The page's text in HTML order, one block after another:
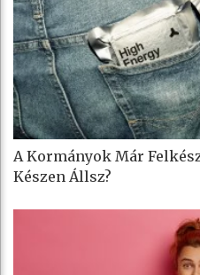
A Kormányok Már
Készen Állsz?